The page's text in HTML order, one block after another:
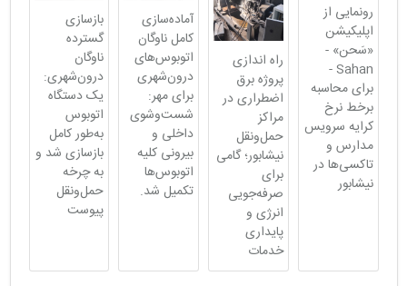
رونمایی از
اپلیکیشن
«سَحن» -
Sahan -
برای محاسبه
برخط نرخ
کرایه سرویس
مدارس و
تاکسی‌ها در
نیشابور
راه اندازی
پروژه برق
اضطراری در
مراکز
حمل‌ونقل
نیشابور؛ گامی
برای
صرفه‌جویی
انرژی و
پایداری
خدمات
آماده‌سازی
کامل ناوگان
اتوبوس‌های
درون‌شهری
برای مهر:
شست‌وشوی
داخلی و
بیرونی کلیه
اتوبوس‌ها
تکمیل شد.
بازسازی
گسترده
ناوگان
درون‌شهری:
یک دستگاه
اتوبوس
به‌طور کامل
بازسازی شد و
به چرخه
حمل‌ونقل
پیوست